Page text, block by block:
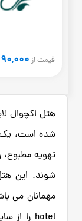
قیمت از
شده است، یک
تهویه مطبوع،